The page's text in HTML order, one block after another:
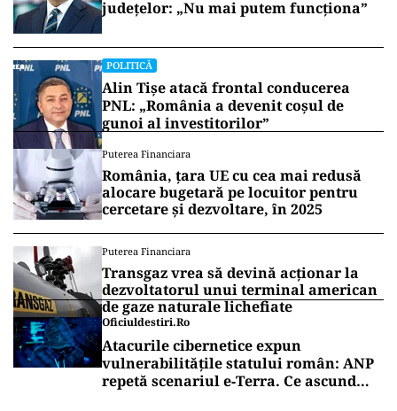
județelor: „Nu mai putem funcționa”
POLITICĂ
Alin Tișe atacă frontal conducerea
PNL: „România a devenit coșul de
gunoi al investitorilor”
Puterea Financiara
România, țara UE cu cea mai redusă
alocare bugetară pe locuitor pentru
cercetare și dezvoltare, în 2025
Puterea Financiara
Transgaz vrea să devină acționar la
dezvoltatorul unui terminal american
de gaze naturale lichefiate
Oficiuldestiri.ro
Atacurile cibernetice expun
vulnerabilitățile statului român: ANP
repetă scenariul e‑Terra. Ce ascund